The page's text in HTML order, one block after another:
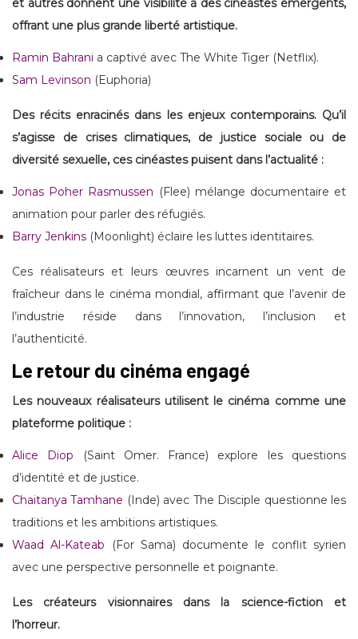
et autres donnent une visibilité à des cinéastes émergents,
offrant une plus grande liberté artistique.
Ramin Bahrani a captivé avec The White Tiger (Netflix).
Sam Levinson (Euphoria)
Des récits enracinés dans les enjeux contemporains. Qu’il
s’agisse de crises climatiques, de justice sociale ou de
diversité sexuelle, ces cinéastes puisent dans l’actualité :
Jonas Poher Rasmussen (Flee) mélange documentaire et
animation pour parler des réfugiés.
Barry Jenkins (Moonlight) éclaire les luttes identitaires.
Ces réalisateurs et leurs œuvres incarnent un vent de
fraîcheur dans le cinéma mondial, affirmant que l’avenir de
l’industrie réside dans l’innovation, l’inclusion et
l’authenticité.
Le retour du cinéma engagé
Les nouveaux réalisateurs utilisent le cinéma comme une
plateforme politique :
Alice Diop (Saint Omer. France) explore les questions
d’identité et de justice.
Chaitanya Tamhane (Inde) avec The Disciple questionne les
traditions et les ambitions artistiques.
Waad Al-Kateab (For Sama) documente le conflit syrien
avec une perspective personnelle et poignante.
Les créateurs visionnaires dans la science-fiction et
l’horreur.